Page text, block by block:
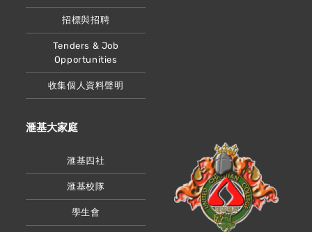
招標與招聘
Tenders & Job
Opportunities
收集個人資料聲明
滙基大家庭
滙基四社
滙基校隊
學生會